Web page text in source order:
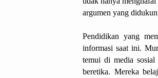
argumen yang
Pendidikan yang
informasi saat ini.
temui di media sosial
beretika. Mereka